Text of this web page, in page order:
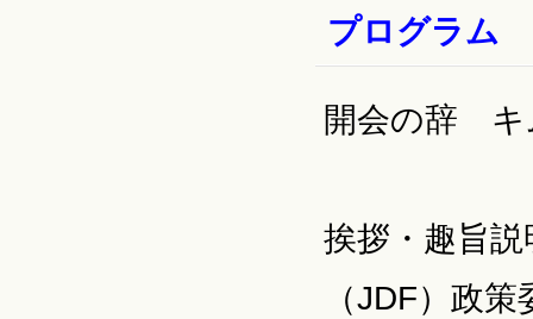
プログラム
開会の辞 キ
挨拶・趣旨
（JDF）政策